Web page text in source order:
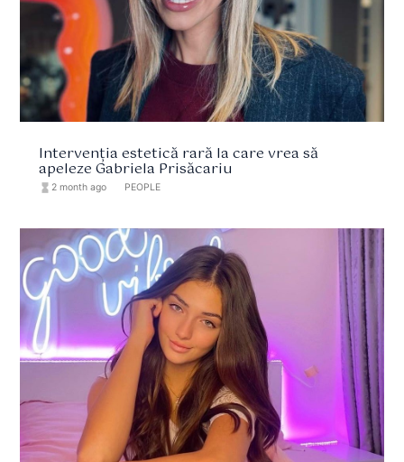
Intervenția estetică rară la care vrea să
apeleze Gabriela Prisăcariu
hourglass_full 2 month ago PEOPLE